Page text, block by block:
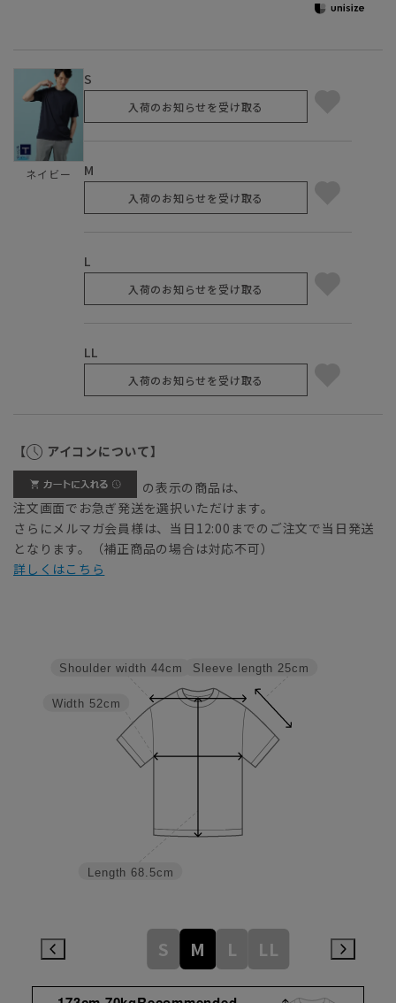
ネイビー
S
入荷のお知らせを受け取る
M
入荷のお知らせを受け取る
L
入荷のお知らせを受け取る
LL
入荷のお知らせを受け取る
【 アイコンについて】
の表示の商品は、
注文画面でお急ぎ発送を選択いただけます。
さらにメルマガ会員様は、当日12:00までのご注文で当日発送
となります。（補正商品の場合は対応不可）
詳しくはこちら
Sleeve length 25cm
Length 68.5cm
Width 52cm
Shoulder width 44cm
S M L LL